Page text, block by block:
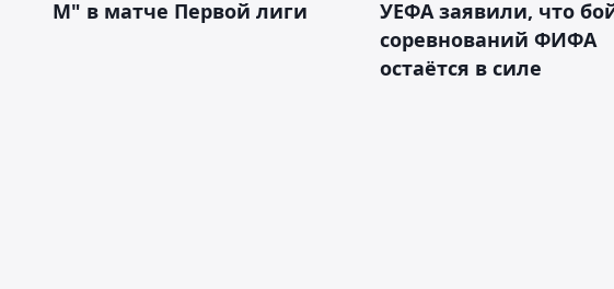
М" в матче Первой лиги
УЕФА заявили, что
соревнований ФИФА
остаётся в силе